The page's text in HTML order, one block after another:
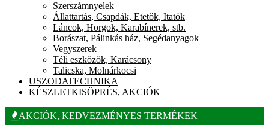
Szerszámnyelek
Állattartás, Csapdák, Etetők, Itatók
Láncok, Horgok, Karabínerek, stb.
Borászat, Pálinkás ház, Segédanyagok
Vegyszerek
Téli eszközök, Karácsony
Talicska, Molnárkocsi
USZODATECHNIKA
KÉSZLETKISÖPRÉS, AKCIÓK
AKCIÓK, KEDVEZMÉNYES TERMÉKEK